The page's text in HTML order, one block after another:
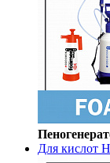
Для кислот